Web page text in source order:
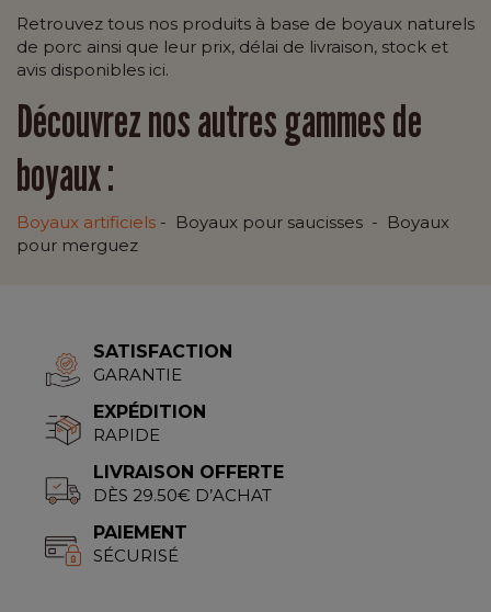
Retrouvez tous nos produits à base de boyaux naturels
de porc ainsi que leur prix, délai de livraison, stock et
avis disponibles ici.
Découvrez nos autres gammes de
boyaux :
Boyaux artificiels - Boyaux pour saucisses - Boyaux
pour merguez
SATISFACTION
GARANTIE
EXPÉDITION
RAPIDE
LIVRAISON OFFERTE
DÈS 29.50€ D’ACHAT
PAIEMENT
SÉCURISÉ